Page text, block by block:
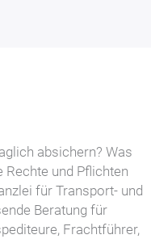
absichern? Was
Rechte und Pflichten
für Transport- und
Beratung für
Frachtführer,